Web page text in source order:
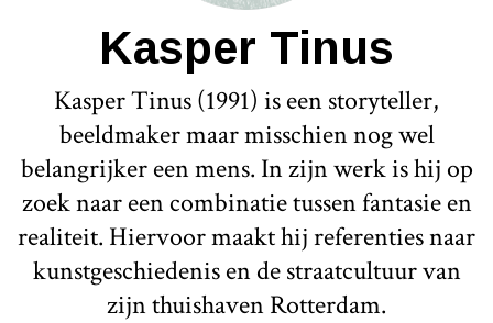
Kasper Tinus
Kasper Tinus (1991) is een storyteller,
beeldmaker maar misschien nog wel
belangrijker een mens. In zijn werk is hij op
zoek naar een combinatie tussen fantasie en
realiteit. Hiervoor maakt hij referenties naar
kunstgeschiedenis en de straatcultuur van
zijn thuishaven Rotterdam.